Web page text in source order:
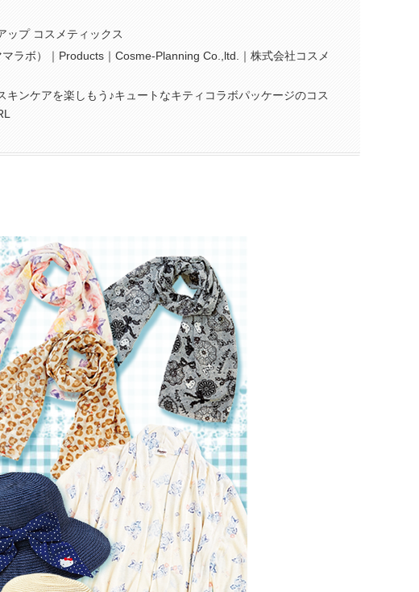
ップ コスメティックス
ラボ）｜Products｜Cosme-Planning Co.,ltd.｜株式会社コスメ
キンケアを楽しもう♪キュートなキティコラボパッケージのコス